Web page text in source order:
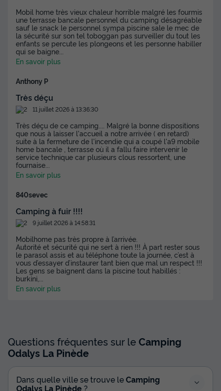
Mobil home très vieux chaleur horrible malgré les fourmis
une terrasse bancale personnel du camping désagréable
sauf le snack le personnel sympa piscine sale le mec de
la sécurité sur son tel toboggan pas surveiller du tout les
enfants se percute les plongeons et les personne habiller
qui se baigne
En savoir plus
Anthony P
Très déçu
11 juillet 2026 à 13:36:30
Très déçu de ce camping.... Malgré la bonne dispositions
que nous à laisser l'accueil a notre arrivée ( en retard)
suite à la fermeture de l'incendie qui a coupé l'a9 mobile
home bancale , terrasse où il a fallu faire intervenir le
service technique car plusieurs clous ressortent, une
fournaise
En savoir plus
840sevec
Camping à fuir !!!!
9 juillet 2026 à 14:58:31
Mobilhome pas très propre à l’arrivée.
Autorité et sécurité qui ne sert à rien !!! À part rester sous
le parasol assis et au téléphone toute la journée, c’est à
vous d’essayer d’instaurer tant bien que mal un respect !!!
Les gens se baignent dans la piscine tout habillés :
burkini,
En savoir plus
Questions fréquentes sur leCamping
Odalys La Pinède
Dans quelle ville se trouve leCamping
Odalys La Pinède ?